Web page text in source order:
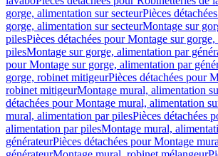
gorge, alimentation sur secteurPièces
gorge, alimentation sur secteurMontage sur
pilesPièces détachées pour Montage sur
pilesMontage sur gorge, alimentation par
pour Montage sur gorge, alimentation par
gorge, robinet mitigeurPièces détachées pour
robinet mitigeurMontage mural, alimentation
détachées pour Montage mural, alimentation
mural, alimentation par pilesPièces détachées
alimentation par pilesMontage mural,
générateurPièces détachées pour Montage